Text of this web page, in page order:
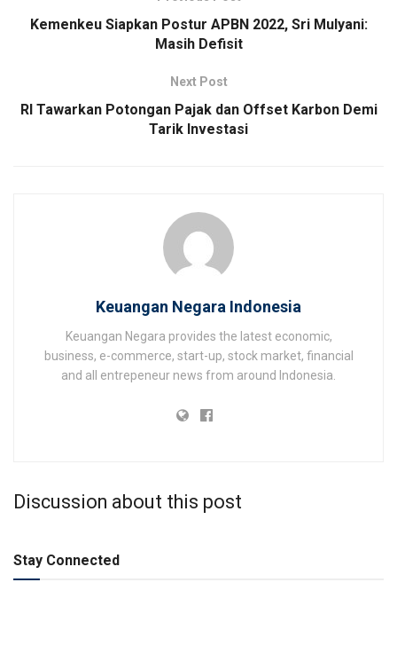
Kemenkeu Siapkan Postur APBN 2022, Sri Mulyani:
Masih Defisit
Next Post
RI Tawarkan Potongan Pajak dan Offset Karbon Demi
Tarik Investasi
Keuangan Negara Indonesia
Keuangan Negara provides the latest economic,
business, e-commerce, start-up, stock market, financial
and all entrepeneur news from around Indonesia.
Discussion about this post
Stay Connected